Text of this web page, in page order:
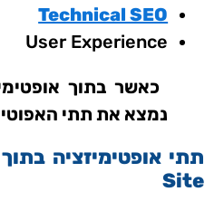
Technical SEO
User Experience
נמצא את תתי
Site